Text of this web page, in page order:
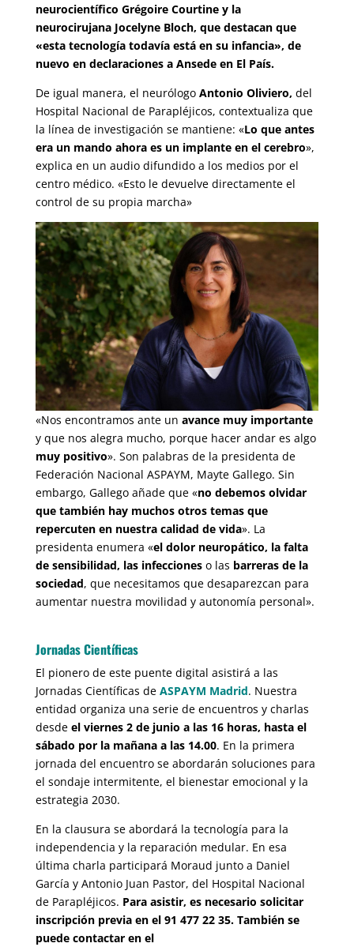
neurocientífico Grégoire Courtine y la
neurocirujana Jocelyne Bloch, que destacan que
«esta tecnología todavía está en su infancia», de
nuevo en declaraciones a Ansede en El País.
De igual manera, el neurólogo Antonio Oliviero, del
Hospital Nacional de Parapléjicos, contextualiza que
la línea de investigación se mantiene: «Lo que antes
era un mando ahora es un implante en el cerebro»,
explica en un audio difundido a los medios por el
centro médico. «Esto le devuelve directamente el
control de su propia marcha»
«Nos encontramos ante un avance muy importante
y que nos alegra mucho, porque hacer andar es algo
muy positivo». Son palabras de la presidenta de
Federación Nacional ASPAYM, Mayte Gallego. Sin
embargo, Gallego añade que «no debemos olvidar
que también hay muchos otros temas que
repercuten en nuestra calidad de vida». La
presidenta enumera «el dolor neuropático, la falta
de sensibilidad, las infecciones o las barreras de la
sociedad, que necesitamos que desaparezcan para
aumentar nuestra movilidad y autonomía personal».
Jornadas Científicas
El pionero de este puente digital asistirá a las
Jornadas Científicas de ASPAYM Madrid. Nuestra
entidad organiza una serie de encuentros y charlas
desde el viernes 2 de junio a las 16 horas, hasta el
sábado por la mañana a las 14.00. En la primera
jornada del encuentro se abordarán soluciones para
el sondaje intermitente, el bienestar emocional y la
estrategia 2030.
En la clausura se abordará la tecnología para la
independencia y la reparación medular. En esa
última charla participará Moraud junto a Daniel
García y Antonio Juan Pastor, del Hospital Nacional
de Parapléjicos. Para asistir, es necesario solicitar
inscripción previa en el 91 477 22 35. También se
puede contactar en el